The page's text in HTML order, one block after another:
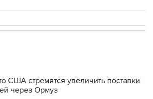
США стремятся увеличить поставки
через Ормуз